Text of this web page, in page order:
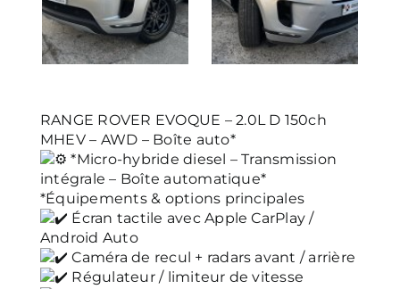
RANGE ROVER EVOQUE – 2.0L D 150ch
MHEV – AWD – Boîte auto*
*Micro-hybride diesel – Transmission
intégrale – Boîte automatique*
*Équipements & options principales
Écran tactile avec Apple CarPlay /
Android Auto
Caméra de recul + radars avant / arrière
Régulateur / limiteur de vitesse